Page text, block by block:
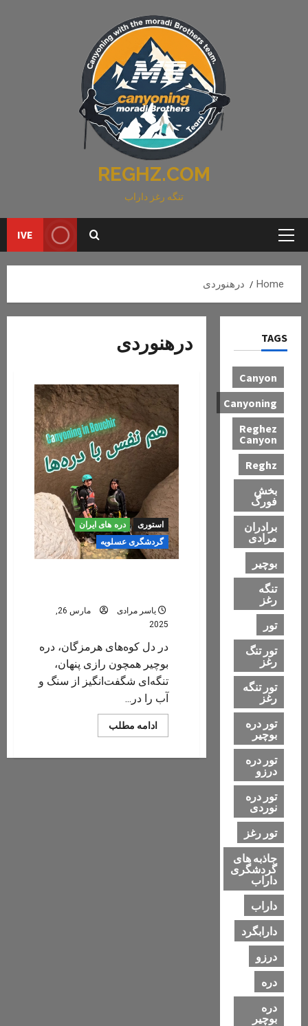
REGHZ.COM
تنگه رغز داراب
Primary
IVE
Home درهنوردی
درهنوردی
استوری
دره های ایران
گردشگری عسلویه
یاسر مرادی
مارس 26,
2025
در دل کوه‌های هرمزگان، دره
بوچیر همچون رازی پنهان،
تنگه‌ای شگفت‌انگیز از سنگ و
آب را در...
ادامه مطلب
more
TAGS
Canyon
Canyoning
Reghez
Canyon
Reghz
بخش
فورگ
برادران
مرادی
بوچیر
تنگه
رغز
تور
تور تنگ
رغز
تور تنگه
رغز
تور دره
بوچیر
تور دره
درزو
تور دره
نوردی
تور رغز
جاذبه های
گردشگری
داراب
داراب
دارابگرد
درزو
دره
دره
بوچیر